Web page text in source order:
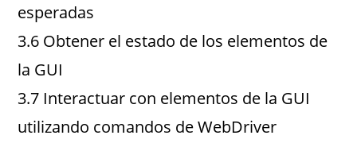
esperadas
3.6 Obtener el estado de los elementos de
la GUI
3.7 Interactuar con elementos de la GUI
utilizando comandos de WebDriver